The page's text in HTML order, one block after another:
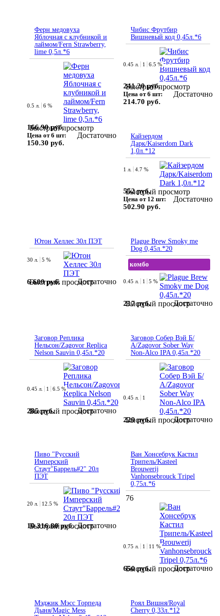
Ферн медовуха
Яблочная с клубникой и
лаймом/Fern Strawberry,
lime 0,5л.*6
Быстрый просмотр
0.5 л. 6 %
166.90 руб.
Цена от 6 шт:
150.30 руб.
Достаточно
Чибис Фрутбир
Вишневый код 0,45л.*6
Быстрый просмотр
0.45 л. 1 6.5 %
241.20 руб.
Цена от 6 шт:
214.70 руб.
Достаточно
Кайзердом
Дарк/Kaiserdom Dark
1,0л.*12
Быстрый просмотр
1 л. 4.7 %
552 руб.
Цена от 12 шт:
502.90 руб.
Достаточно
Ютон Хеллес 30л ПЭТ
Быстрый просмотр
30 л. 5 %
6 600 руб. Достаточно
Plague Brew Smoky me
Dog 0,45л.*20
комбо
Быстрый просмотр
0.45 л. 1 5 %
217 руб. Достаточно
Заговор Реплика
Нельсон/Zagovor Replica
Nelson Sauvin 0,45л.*20
Быстрый просмотр
0.45 л. 1 6.5 %
285 руб. Достаточно
Заговор Собер Вэй Б/
А/Zagovor Sober Way
Non-Alco IPA 0,45л.*20
Быстрый просмотр
0.45 л. 1
229 руб. Достаточно
Пиво "Русский
Имперский
Стаут"Баррель#2" 20л
ПЭТ
Быстрый просмотр
20 л. 12.5 %
10 316.80 руб. Достаточно
Ван Хонсебрук Кастил
Трипель/Kasteel
Brouwerij
Vanhonsebrouck Tripel
0,75л.*6
76
Быстрый просмотр
0.75 л. 1 11 %
650 руб. Достаточно
Мэджик Мэсс Торпеда
Дыня/Magic Mess
Роял Вишня/Royal
Cherry 0,33л.*12